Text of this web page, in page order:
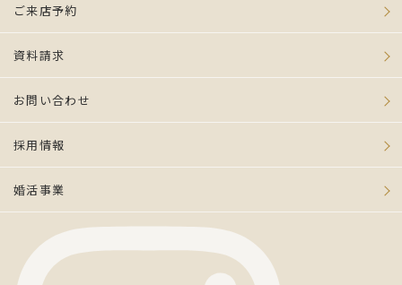
ご来店予約
資料請求
お問い合わせ
採用情報
婚活事業